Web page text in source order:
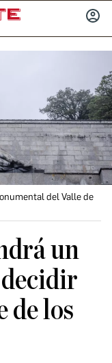
del Valle de
un
decidir
de los